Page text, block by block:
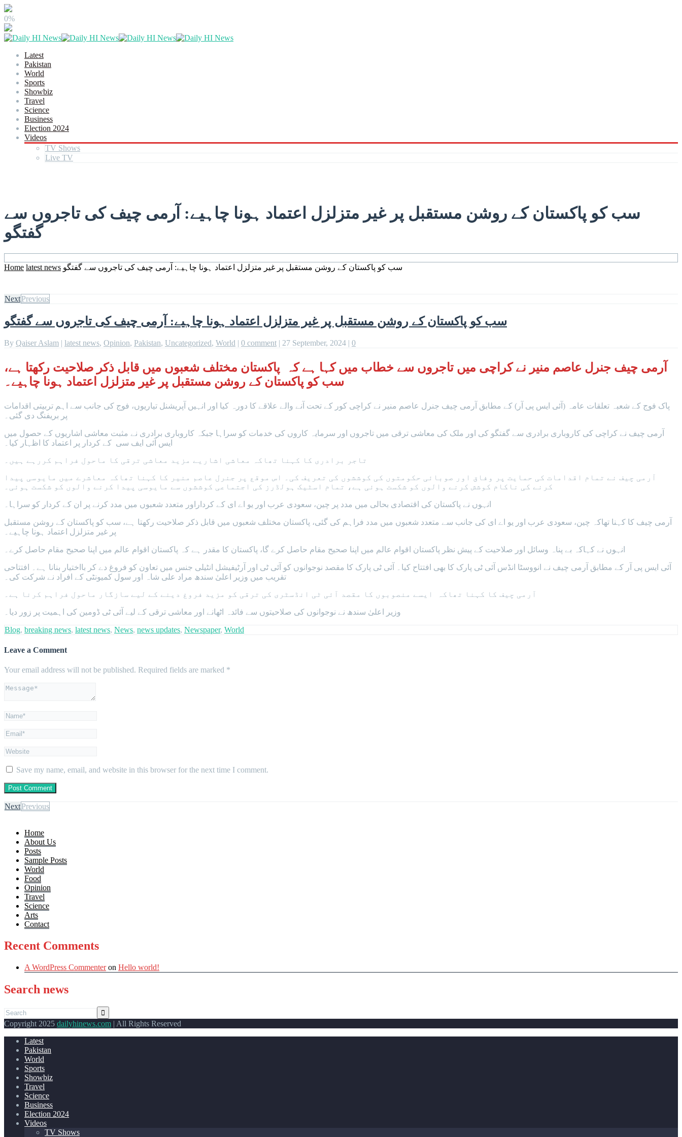
0%
Latest
Pakistan
World
Sports
Showbiz
Travel
Science
Business
Election 2024
Videos
TV Shows
Live TV
سب کو پاکستان کے روشن مستقبل پر غیر متزلزل اعتماد ہونا چاہیے: آرمی چیف کی تاجروں سے
گفتگو
Home latest news سب کو پاکستان کے روشن مستقبل پر غیر متزلزل اعتماد ہونا چاہیے: آرمی چیف کی تاجروں سے گفتگو
NextPrevious
سب کو پاکستان کے روشن مستقبل پر غیر متزلزل اعتماد ہونا چاہیے: آرمی چیف کی تاجروں سے گفتگو
By Qaiser Aslam | latest news, Opinion, Pakistan, Uncategorized, World | 0 comment | 27 September, 2024 | 0
آرمی چیف جنرل عاصم منیر نے کراچی میں تاجروں سے خطاب میں کہا ہے کہ پاکستان مختلف شعبوں میں قابل ذکر صلاحیت رکھتا ہے،
سب کو پاکستان کے روشن مستقبل پر غیر متزلزل اعتماد ہونا چاہیے۔
پاک فوج کے شعبہ تعلقات عامہ (آئی ایس پی آر) کے مطابق آرمی چیف جنرل عاصم منیر نے کراچی کور کے تحت آنے والے علاقے کا دورہ کیا اور انہیں آپریشنل تیاریوں، فوج کی جانب سے اہم تربیتی اقدامات
پر بریفنگ دی گئی۔
آرمی چیف نے کراچی کی کاروباری برادری سے گفتگو کی اور ملک کی معاشی ترقی میں تاجروں اور سرمایہ کاروں کی خدمات کو سراہا جبکہ کاروباری برادری نے مثبت معاشی اشاریوں کے حصول میں
ایس آئی ایف سی کے کردار پر اعتماد کا اظہار کیا۔
تاجر برادری کا کہنا تھاکہ معاشی اشاریے مزید معاشی ترقی کا ماحول فراہم کررہے ہیں۔
آرمی چیف نے تمام اقدامات کی حمایت پر وفاق اور صوبائی حکومتوں کی کوششوں کی تعریف کی۔ اس موقع پر جنرل عاصم منیر کا کہنا تھاکہ معاشرے میں مایوسی پیدا
کرنے کی ناکام کوشش کرنے والوں کو شکست ہوئی ہے، تمام اسٹیک ہولڈرز کی اجتماعی کوششوں سے مایوسی پیدا کرنے والوں کو شکست ہوئی۔
انہوں نے پاکستان کی اقتصادی بحالی میں مدد پر چین، سعودی عرب اور یو اے ای کے کرداراور متعدد شعبوں میں مدد کرنے پر ان کے کردار کو سراہا۔
آرمی چیف کا کہنا تھاکہ چین، سعودی عرب اور یو اے ای کی جانب سے متعدد شعبوں میں مدد فراہم کی گئی، پاکستان مختلف شعبوں میں قابل ذکر صلاحیت رکھتا ہے، سب کو پاکستان کے روشن مستقبل
پر غیر متزلزل اعتماد ہونا چاہیے۔
انہوں نے کہاکہ بے پناہ وسائل اور صلاحیت کے پیش نظر پاکستان اقوام عالم میں اپنا صحیح مقام حاصل کرے گا، پاکستان کا مقدر ہے کہ پاکستان اقوام عالم میں اپنا صحیح مقام حاصل کرے۔
آئی ایس پی آر کے مطابق آرمی چیف نے انووسٹا انڈس آئی ٹی پارک کا بھی افتتاح کیا۔ آئی ٹی پارک کا مقصد نوجوانوں کو آئی ٹی اور آرٹیفیشل انٹیلی جنس میں تعاون کو فروغ دے کر بااختیار بنانا ہے۔ افتتاحی
تقریب میں وزیر اعلیٰ سندھ مراد علی شاہ اور سول کمیونٹی کے افراد نے شرکت کی۔
آرمی چیف کا کہنا تھاکہ ایسے منصوبوں کا مقصد آئی ٹی انڈسٹری کی ترقی کو مزید فروغ دینے کے لیے سازگار ماحول فراہم کرنا ہے۔
وزیر اعلیٰ سندھ نے نوجوانوں کی صلاحیتوں سے فائدہ اٹھانے اور معاشی ترقی کے لیے آئی ٹی ڈومین کی اہمیت پر زور دیا۔
Blog, breaking news, latest news, News, news updates, Newspaper, World
Leave a Comment
Your email address will not be published. Required fields are marked *
Save my name, email, and website in this browser for the next time I comment.
NextPrevious
Home
About Us
Posts
Sample Posts
World
Food
Opinion
Travel
Science
Arts
Contact
Recent Comments
A WordPress Commenteron Hello world!
Search news
Copyright 2025 dailyhinews.com | All Rights Reserved
Latest
Pakistan
World
Sports
Showbiz
Travel
Science
Business
Election 2024
Videos
TV Shows